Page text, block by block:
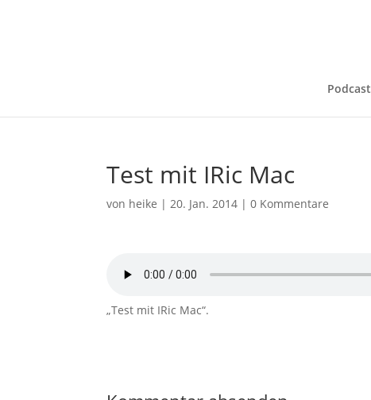
Podcast
Test mit IRic Mac
von heike |20. Jan. 2014 |0 Kommentare
„Test mit IRic Mac“.